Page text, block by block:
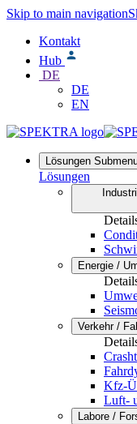
Skip to main navigation
Kontakt
Hub
DE
DE
EN
Lösungen
Lösungen
Energie /
Verkehr /
Kfz-
Luft-
Labore /